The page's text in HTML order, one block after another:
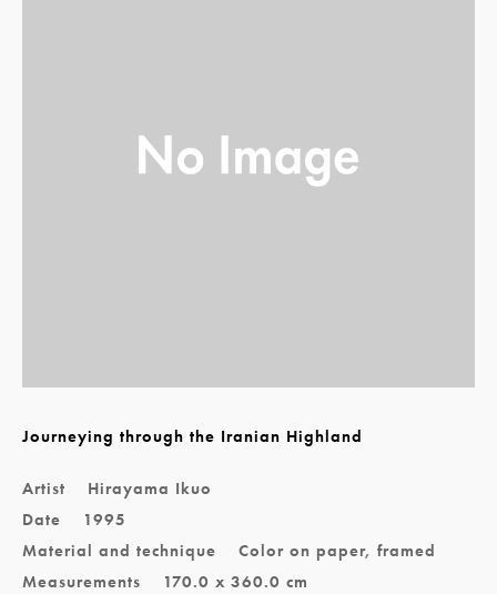
Journeying through the Iranian Highland
Artist
Hirayama Ikuo
Date
1995
Material and technique
Color on paper, framed
Measurements
170.0 x 360.0 cm